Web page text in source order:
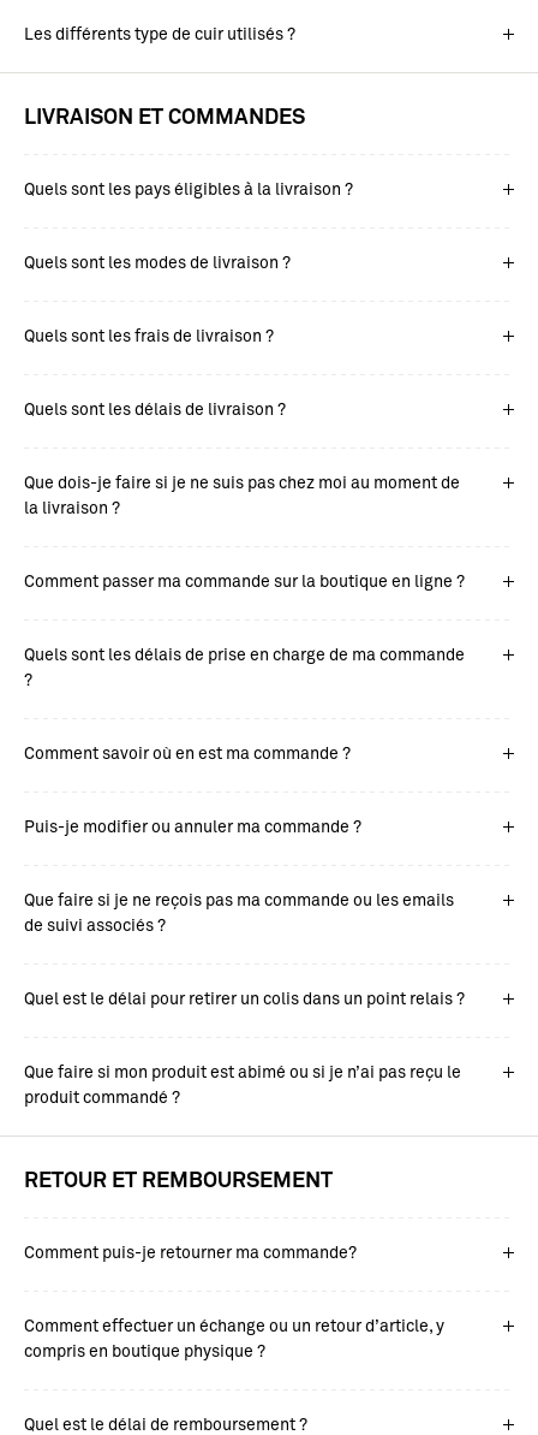
Les différents type de cuir utilisés ?
LIVRAISON ET COMMANDES
Quels sont les pays éligibles à la livraison ?
Quels sont les modes de livraison ?
Quels sont les frais de livraison ?
Quels sont les délais de livraison ?
Que dois-je faire si je ne suis pas chez moi au moment de
la livraison ?
Comment passer ma commande sur la boutique en ligne ?
Quels sont les délais de prise en charge de ma commande
?
Comment savoir où en est ma commande ?
Puis-je modifier ou annuler ma commande ?
Que faire si je ne reçois pas ma commande ou les emails
de suivi associés ?
Quel est le délai pour retirer un colis dans un point relais ?
Que faire si mon produit est abimé ou si je n’ai pas reçu le
produit commandé ?
RETOUR ET REMBOURSEMENT
Comment puis-je retourner ma commande?
Comment effectuer un échange ou un retour d’article, y
compris en boutique physique ?
Quel est le délai de remboursement ?